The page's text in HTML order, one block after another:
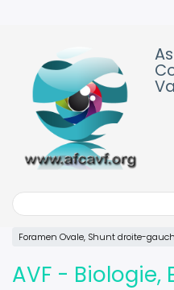
Search
Search
Foramen Ovale, Shunt droite-
AVF - Biologie,